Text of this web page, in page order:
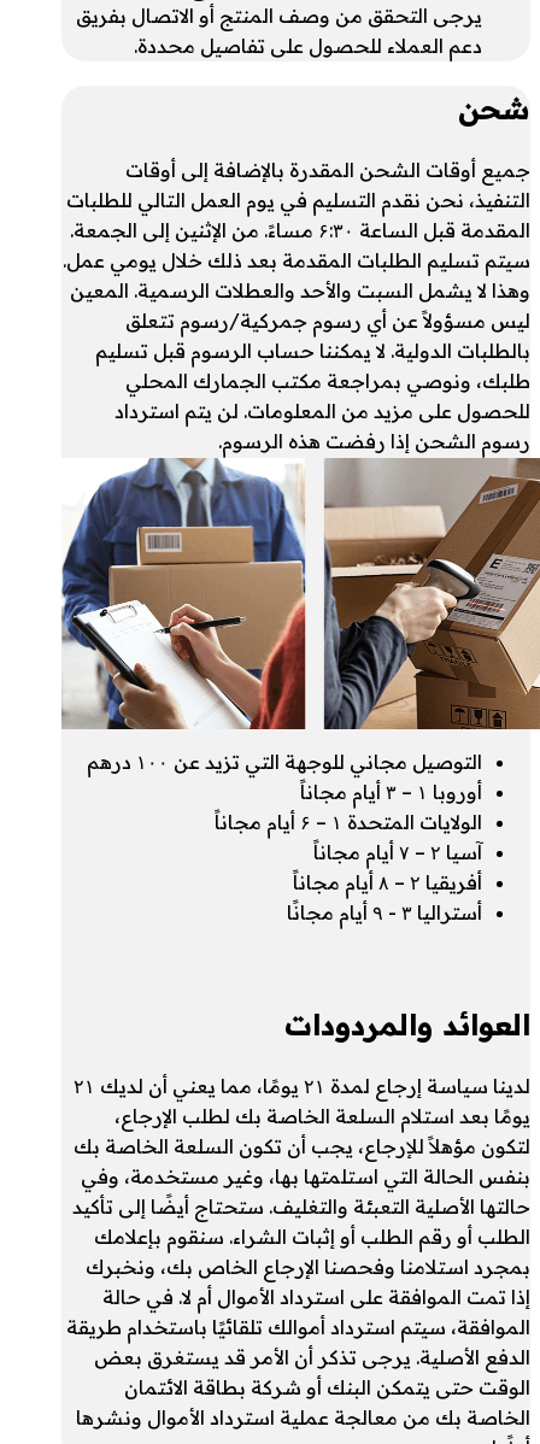
يرجى التحقق من وصف المنتج أو الاتصال بفريق
دعم العملاء للحصول على تفاصيل محددة.
شحن
جميع أوقات الشحن المقدرة بالإضافة إلى أوقات
التنفيذ، نحن نقدم التسليم في يوم العمل التالي للطلبات
المقدمة قبل الساعة ۶:۳۰ مساءً. من الإثنين إلى الجمعة.
سيتم تسليم الطلبات المقدمة بعد ذلك خلال يومي عمل.
وهذا لا يشمل السبت والأحد والعطلات الرسمية. المعين
ليس مسؤولاً عن أي رسوم جمركية/رسوم تتعلق
بالطلبات الدولية. لا يمكننا حساب الرسوم قبل تسليم
طلبك، ونوصي بمراجعة مكتب الجمارك المحلي
للحصول على مزيد من المعلومات. لن يتم استرداد
رسوم الشحن إذا رفضت هذه الرسوم.
التوصيل مجاني للوجهة التي تزيد عن ۱۰۰ درهم
أوروبا ۱ – ۳ أيام مجاناً
الولايات المتحدة ۱ – ۶ أيام مجاناً
آسيا ۲ – ۷ أيام مجاناً
أفريقيا ۲ – ۸ أيام مجاناً
أستراليا ۳ - ۹ أيام مجانًا
العوائد والمردودات
لدينا سياسة إرجاع لمدة ۲۱ يومًا، مما يعني أن لديك ۲۱
يومًا بعد استلام السلعة الخاصة بك لطلب الإرجاع،
لتكون مؤهلاً للإرجاع، يجب أن تكون السلعة الخاصة بك
بنفس الحالة التي استلمتها بها، وغير مستخدمة، وفي
حالتها الأصلية التعبئة والتغليف. ستحتاج أيضًا إلى تأكيد
الطلب أو رقم الطلب أو إثبات الشراء. سنقوم بإعلامك
بمجرد استلامنا وفحصنا الإرجاع الخاص بك، ونخبرك
إذا تمت الموافقة على استرداد الأموال أم لا. في حالة
الموافقة، سيتم استرداد أموالك تلقائيًا باستخدام طريقة
الدفع الأصلية. يرجى تذكر أن الأمر قد يستغرق بعض
الوقت حتى يتمكن البنك أو شركة بطاقة الائتمان
الخاصة بك من معالجة عملية استرداد الأموال ونشرها